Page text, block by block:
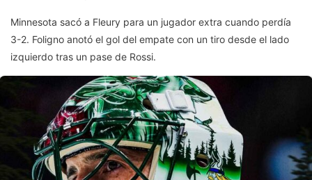
Minnesota sacó a Fleury para un jugador extra cuando perdía
3-2. Foligno anotó el gol del empate con un tiro desde el lado
izquierdo tras un pase de Rossi.